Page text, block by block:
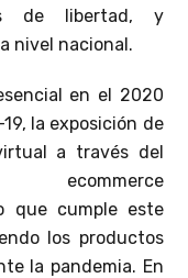
de libertad, y
nivel nacional.
en el 2020
la exposición de
a través del
que cumple este
los productos
la pandemia. En